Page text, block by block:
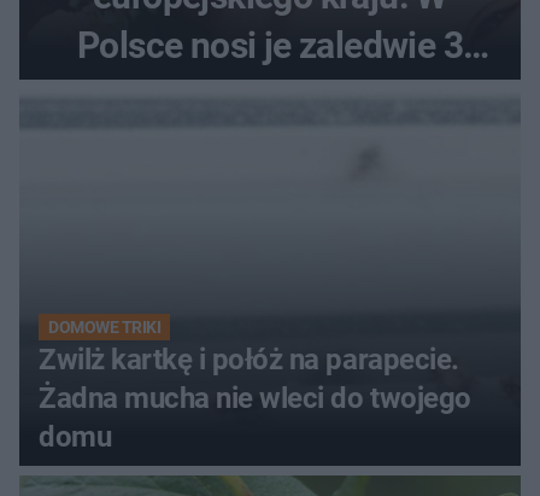
Polsce nosi je zaledwie 3
DOMOWE TRIKI
Zwilż kartkę i połóż na parapecie.
Żadna mucha nie wleci do twojego
domu